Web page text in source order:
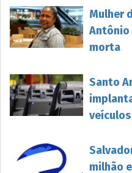
Mulher
Antônio
morta
Santo
milhão